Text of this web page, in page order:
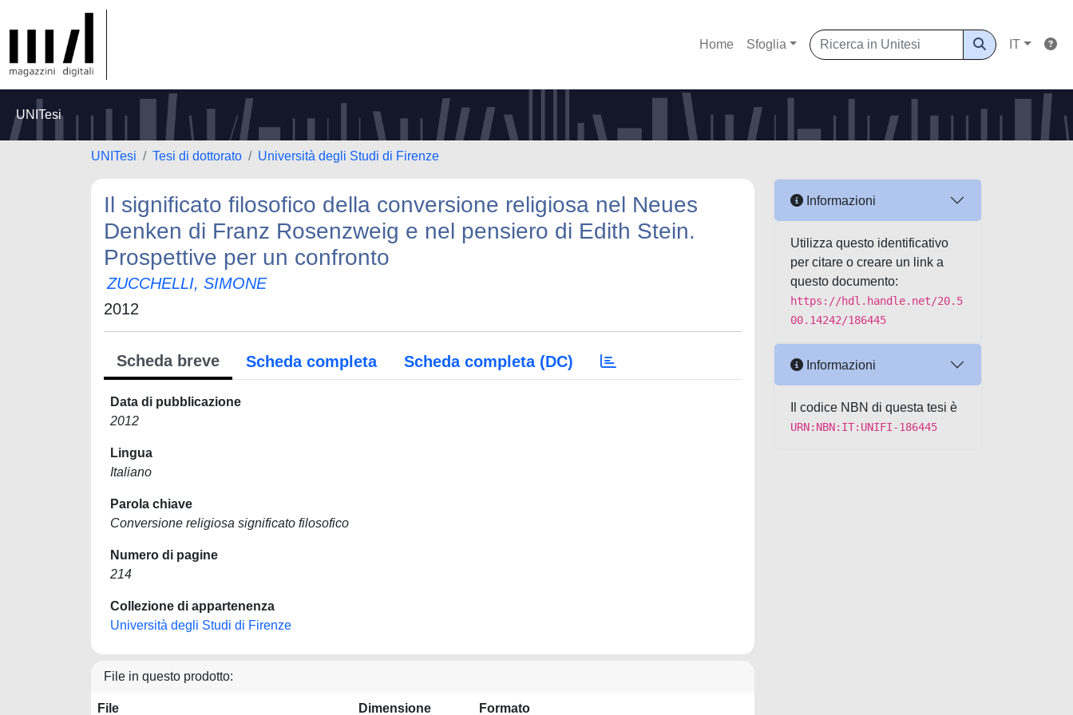
Home Sfoglia IT
UNITesi
UNITesi Tesi di dottorato Università degli Studi di Firenze
Il significato filosofico della conversione religiosa nel Neues
Denken di Franz Rosenzweig e nel pensiero di Edith Stein.
Prospettive per un confronto
ZUCCHELLI, SIMONE
2012
Scheda breve Scheda completa Scheda completa (DC)
Data di pubblicazione
2012
Lingua
Italiano
Parola chiave
Conversione religiosa significato filosofico
Numero di pagine
214
Collezione di appartenenza
Università degli Studi di Firenze
File in questo prodotto:
File Dimensione Formato
Informazioni
Utilizza questo identificativo
per citare o creare un link a
questo documento:
https://hdl.handle.net/20.5
00.14242/186445
Informazioni
Il codice NBN di questa tesi è
URN:NBN:IT:UNIFI-186445